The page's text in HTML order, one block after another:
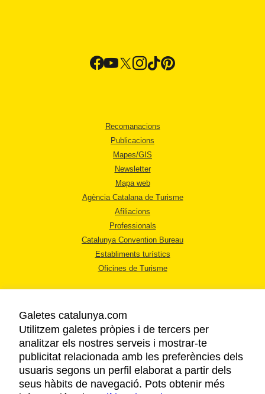
Recomanacions
Publicacions
Mapes/GIS
Newsletter
Mapa web
Agència Catalana de Turisme
Afiliacions
Professionals
Catalunya Convention Bureau
Establiments turístics
Oficines de Turisme
AVÍS LEGAL
POLÍTICA DE PRIVACITAT
COOKIES
Galetes catalunya.com
Utilitzem galetes pròpies i de tercers per
analitzar els nostres serveis i mostrar-te
publicitat relacionada amb les preferències dels
usuaris segons un perfil elaborat a partir dels
seus hàbits de navegació. Pots obtenir més